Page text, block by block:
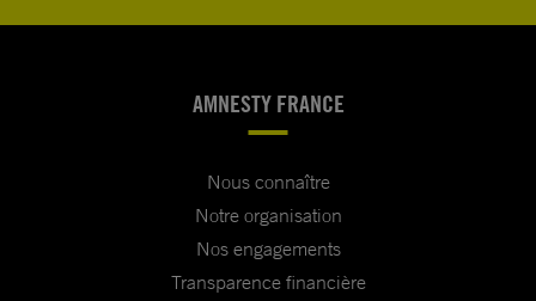
AMNESTY FRANCE
Nous connaître
Notre organisation
Nos engagements
Transparence financière